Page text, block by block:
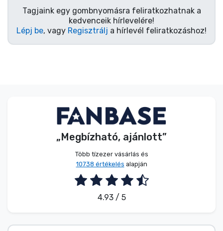
Tagjaink egy gombnyomásra feliratkozhatnak a
kedvenceik hírlevelére!
Lépj be, vagy Regisztrálj a hírlevél feliratkozáshoz!
„Megbízható, ajánlott”
Több tízezer vásárlás és
10738 értékelés alapján
4.93 / 5